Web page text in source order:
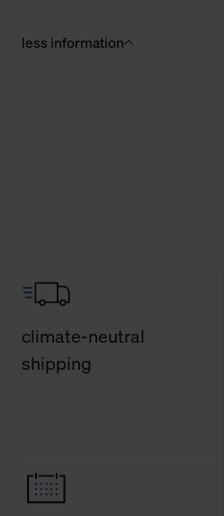
less information
climate-neutral
shipping